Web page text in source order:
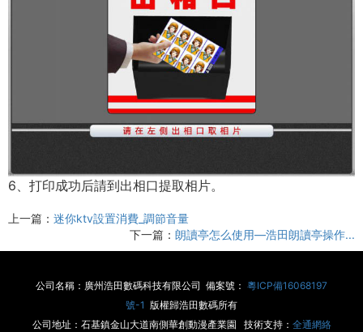
6、打印成功后請到出相口提取相片。
上一篇： 迷你ktv設置消費_調節音量
下一篇： 朗讀亭怎么使用—浩田朗讀亭操作...
公司名稱：廣州浩田數碼科技有限公司 備案號： 粵ICP備16068197
號-1 版權歸浩田數碼所有
公司地址：石基鎮金山大道南側華創動漫產業園 技術支持： 全通網絡